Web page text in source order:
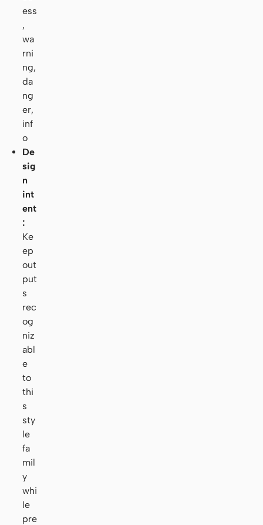
ess
,
wa
rni
ng,
da
ng
er,
inf
o
De
sig
n
int
ent
:
Ke
ep
out
put
s
rec
og
niz
abl
e
to
thi
s
sty
le
fa
mil
y
whi
le
pre